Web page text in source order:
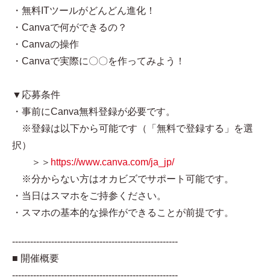
・無料ITツールがどんどん進化！
・Canvaで何ができるの？
・Canvaの操作
・Canvaで実際に〇〇を作ってみよう！
▼応募条件
・事前にCanva無料登録が必要です。
※登録は以下から可能です（「無料で登録する」を選
択）
＞＞ https://www.canva.com/ja_jp/
※分からない方はオカビズでサポート可能です。
・当日はスマホをご持参ください。
・スマホの基本的な操作ができることが前提です。
-------------------------------------------------------
■ 開催概要
-------------------------------------------------------